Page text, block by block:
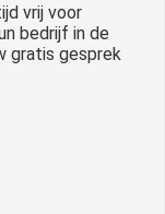
vrij voor
bedrijf in de
gratis gesprek